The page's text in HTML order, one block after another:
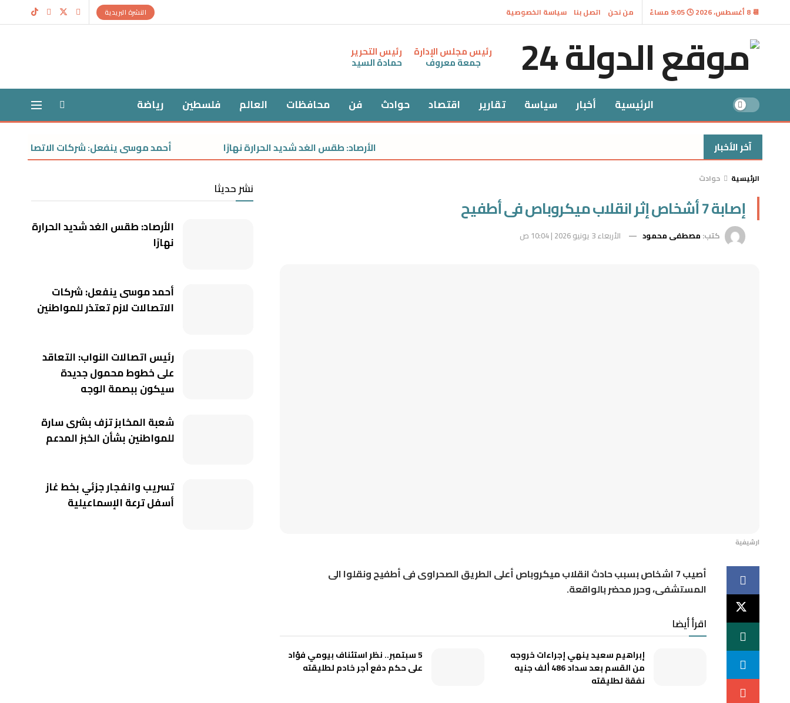
📆 8 أغسطس، 2026 🕓 9:05 مساءً من نحن اتصل بنا سياسة الخصوصية النشرة البريدية
رئيس مجلس الإدارة
جمعة معروف
رئيس التحرير
حمادة السيد
الرئيسية أخبار سياسة تقارير اقتصاد حوادث فن محافظات العالم فلسطين رياضة
آخر الأخبار الأرصاد: طقس الغد شديد الحرارة نهارًا أحمد موسى ينفعل: شركات الاتصالات لازم
الرئيسية حوادث
إصابة 7 أشخاص إثر انقلاب ميكروباص فى أطفيح
كتب: مصطفى محمود الأربعاء 3 يونيو 2026 | 10:04 ص
ارشيفية
أصيب 7 اشخاص بسبب حادث انقلاب ميكروباص أعلى الطريق الصحراوى فى أطفيح ونقلوا الى
المستشفى، وحرر محضر بالواقعة.
اقرأ أيضا
إبراهيم سعيد ينهي إجراءات خروجه
من القسم بعد سداد 486 ألف جنيه
نفقة لطليقته
5 سبتمبر.. نظر استئناف بيومي فؤاد
على حكم دفع أجر خادم لطليقته
نشر حديثا
الأرصاد: طقس الغد شديد الحرارة
نهارًا
أحمد موسى ينفعل: شركات
الاتصالات لازم تعتذر للمواطنين
رئيس اتصالات النواب: التعاقد
على خطوط محمول جديدة
سيكون ببصمة الوجه
شعبة المخابز تزف بشرى سارة
للمواطنين بشأن الخبز المدعم
تسريب وانفجار جزئي بخط غاز
أسفل ترعة الإسماعيلية